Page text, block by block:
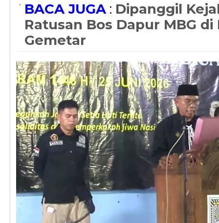
BACA JUGA: Dipanggil
Ratusan Bos Dapur MBG
Gemetar